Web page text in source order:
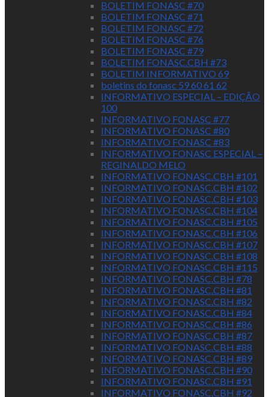
BOLETIM FONASC #70
BOLETIM FONASC #71
BOLETIM FONASC #72
BOLETIM FONASC #76
BOLETIM FONASC #79
BOLETIM FONASC.CBH #73
BOLETIM INFORMATIVO 69
boletins do fonasc 59 60 61 62
INFORMATIVO ESPECIAL – EDIÇÃO
100
INFORMATIVO FONASC #77
INFORMATIVO FONASC #80
INFORMATIVO FONASC #83
INFORMATIVO FONASC ESPECIAL –
REGINALDO MELO
INFORMATIVO FONASC.CBH #101
INFORMATIVO FONASC.CBH #102
INFORMATIVO FONASC.CBH #103
INFORMATIVO FONASC.CBH #104
INFORMATIVO FONASC.CBH #105
INFORMATIVO FONASC.CBH #106
INFORMATIVO FONASC.CBH #107
INFORMATIVO FONASC.CBH #108
INFORMATIVO FONASC.CBH #115
INFORMATIVO FONASC.CBH #78
INFORMATIVO FONASC.CBH #81
INFORMATIVO FONASC.CBH #82
INFORMATIVO FONASC.CBH #84
INFORMATIVO FONASC.CBH #86
INFORMATIVO FONASC.CBH #87
INFORMATIVO FONASC.CBH #88
INFORMATIVO FONASC.CBH #89
INFORMATIVO FONASC.CBH #90
INFORMATIVO FONASC.CBH #91
INFORMATIVO FONASC.CBH #92